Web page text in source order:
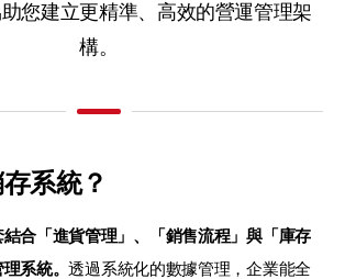
您建立更精準、高效的營運管理架
構。
系統？
合「進貨管理」、「銷售流程」與「庫存
系統。透過系統化的數據管理，企業能全